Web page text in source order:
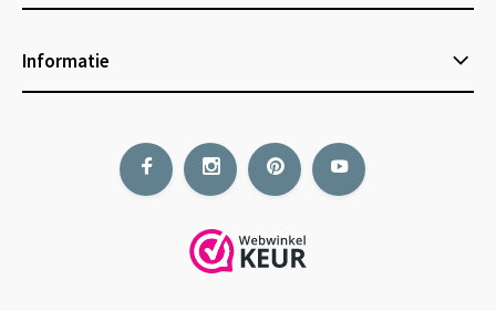
Informatie